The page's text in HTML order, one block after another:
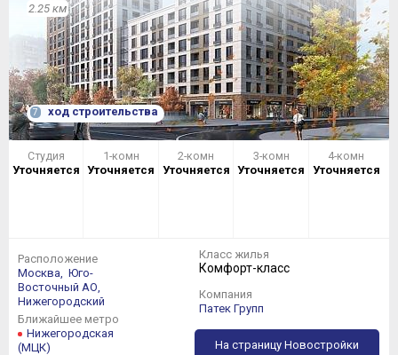
2.25 км
7 ход строительства
Студия
Уточняется
1-комн
Уточняется
2-комн
Уточняется
3-комн
Уточняется
4-комн
Уточняется
Расположение
Москва, Юго-
Восточный АО,
Нижегородский
Ближайшее метро
Нижегородская
(МЦК)
Класс жилья
Комфорт-класс
Компания
Патек Групп
На страницу Новостройки